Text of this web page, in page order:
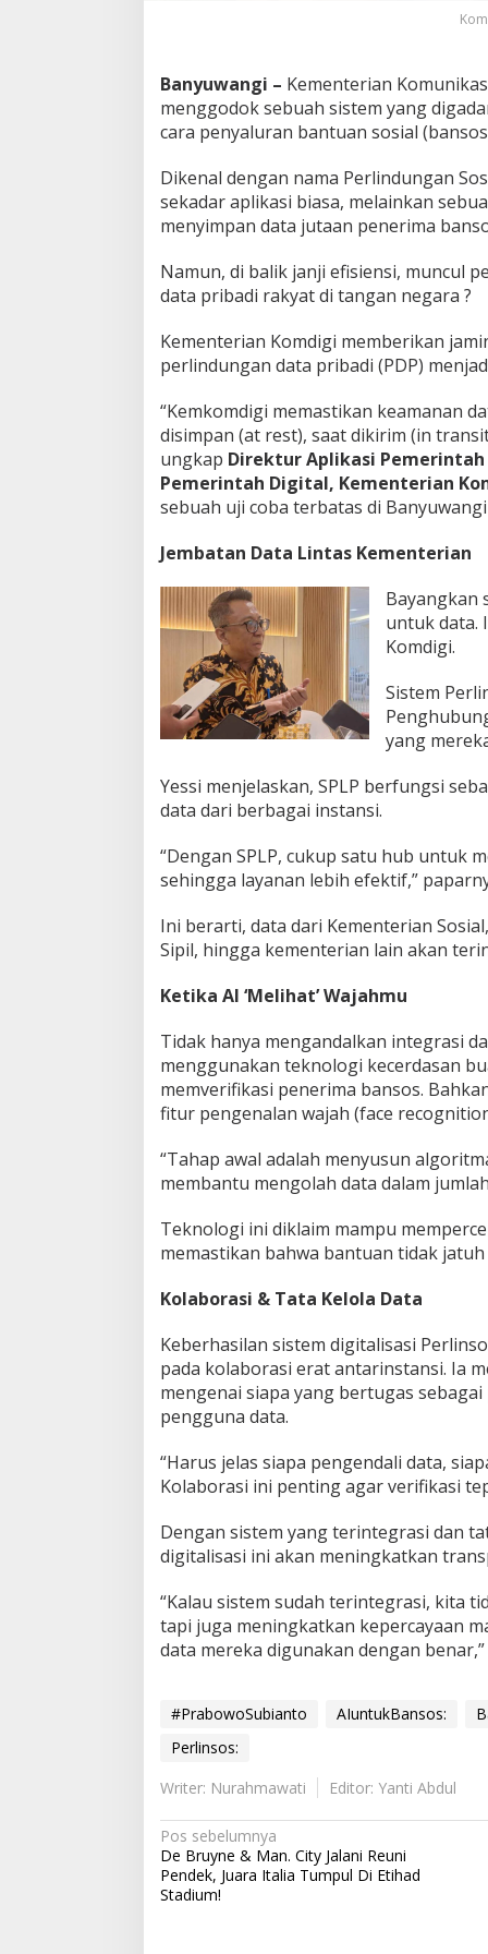
R
a
k
y
t
?
Banyuwangi – Kementerian
menggodok sebuah sistem yang
cara penyaluran bantuan sosial
Dikenal dengan nama Perlindungan
sekadar aplikasi biasa, melainkan
menyimpan data jutaan penerima
Namun, di balik janji efisiensi, muncul
data pribadi rakyat di tangan negara ?
Kementerian Komdigi memberikan
perlindungan data pribadi (PDP)
“Kemkomdigi memastikan keamanan
disimpan (at rest), saat dikirim (in
ungkap Direktur Aplikasi
Pemerintah Digital, Kementerian
sebuah uji coba terbatas di
Jembatan Data Lintas Kementerian
Bayangkan
untuk data.
Komdigi.
Sistem
yang
Yessi menjelaskan, SPLP berfungsi
data dari berbagai instansi.
“Dengan SPLP, cukup satu hub untuk
sehingga layanan lebih efektif,”
Ini berarti, data dari Kementerian
Sipil, hingga kementerian lain akan
Ketika AI ‘Melihat’ Wajahmu
Tidak hanya mengandalkan integrasi
menggunakan teknologi kecerdasan
memverifikasi penerima bansos.
fitur pengenalan wajah (face
“Tahap awal adalah menyusun
membantu mengolah data dalam
Teknologi ini diklaim mampu
memastikan bahwa bantuan tidak
Kolaborasi & Tata Kelola Data
Keberhasilan sistem digitalisasi
pada kolaborasi erat antarinstansi. Ia
mengenai siapa yang bertugas
pengguna data.
“Harus jelas siapa pengendali data,
Kolaborasi ini penting agar verifikasi
Dengan sistem yang terintegrasi dan
digitalisasi ini akan meningkatkan
“Kalau sistem sudah terintegrasi, kita
tapi juga meningkatkan kepercayaan
data mereka digunakan dengan benar,”
#PrabowoSubianto AIuntukBansos:
Perlinsos:
Writer: Nurahmawati
Editor: Yanti Abdul
N
a
v
Pos sebelumnya
De Bruyne & Man. City Jalani Reuni
Pendek, Juara Italia Tumpul Di Etihad
Stadium!